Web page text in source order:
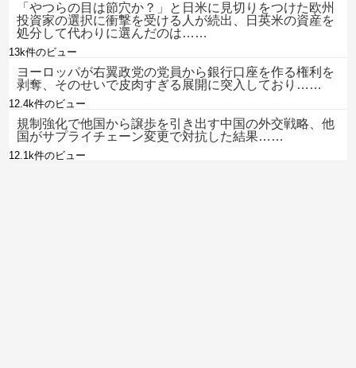
「やつらの目は節穴か？」と日米に見切りをつけた欧州
投資家の選択に衝撃を受ける人が続出、日英米の資産を
処分して代わりに選んだのは……
13k件のビュー
ヨーロッパが右翼政党の党員から銀行口座を作る権利を
剥奪、そのせいで皮肉すぎる展開に突入しており……
12.4k件のビュー
規制強化で他国から譲歩を引き出す中国の外交戦略、他
国がサプライチェーン変更で対抗した結果……
12.1k件のビュー